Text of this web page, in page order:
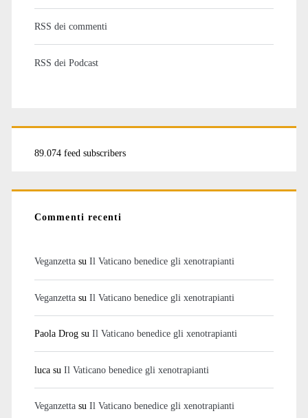
RSS dei commenti
RSS dei Podcast
89.074 feed subscribers
Commenti recenti
Veganzettasu Il Vaticano benedice gli xenotrapianti
Veganzettasu Il Vaticano benedice gli xenotrapianti
Paola Drogsu Il Vaticano benedice gli xenotrapianti
lucasu Il Vaticano benedice gli xenotrapianti
Veganzettasu Il Vaticano benedice gli xenotrapianti